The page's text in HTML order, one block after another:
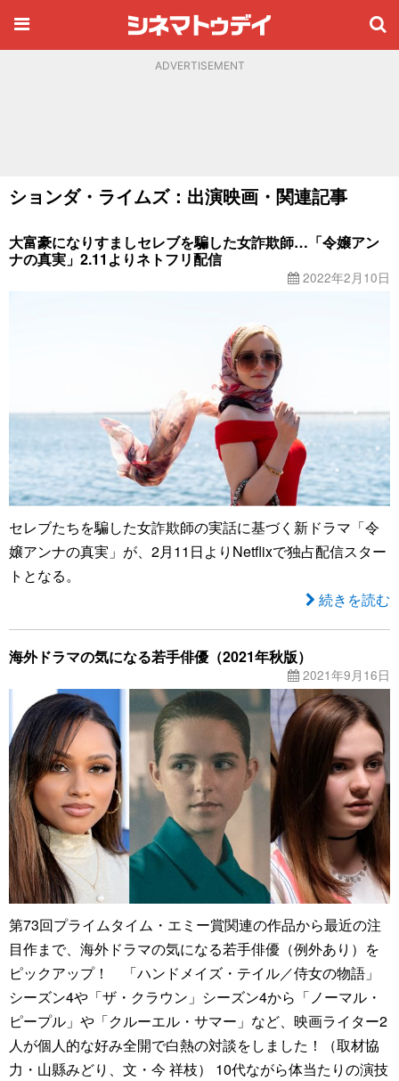
ADVERTISEMENT
ションダ・ライムズ：出演映画・関連記事
大富豪になりすましセレブを騙した女詐欺師…「令嬢アン
ナの真実」2.11よりネトフリ配信
2022年2月10日
セレブたちを騙した女詐欺師の実話に基づく新ドラマ「令
嬢アンナの真実」が、2月11日よりNetflixで独占配信スター
トとなる。
続きを読む
海外ドラマの気になる若手俳優（2021年秋版）
2021年9月16日
第73回プライムタイム・エミー賞関連の作品から最近の注
目作まで、海外ドラマの気になる若手俳優（例外あり）を
ピックアップ！ 「ハンドメイズ・テイル／侍女の物語」
シーズン4や「ザ・クラウン」シーズン4から「ノーマル・
ピープル」や「クルーエル・サマー」など、映画ライター2
人が個人的な好み全開で白熱の対談をしました！（取材協
力・山縣みどり、文・今 祥枝） 10代ながら体当たりの演技